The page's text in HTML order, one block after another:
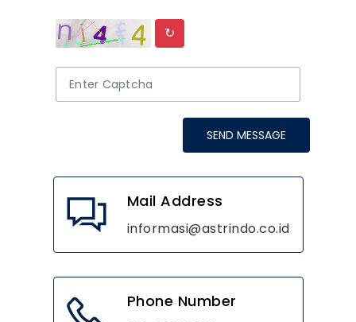
↻
SEND MESSAGE
Mail Address
informasi@astrindo.co.id
Phone Number